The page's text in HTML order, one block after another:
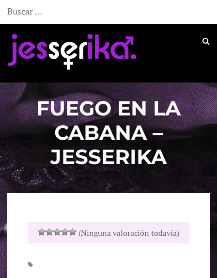
FUEGO EN LA
CABANA –
JESSERIKA
(Ninguna valoración todavía)